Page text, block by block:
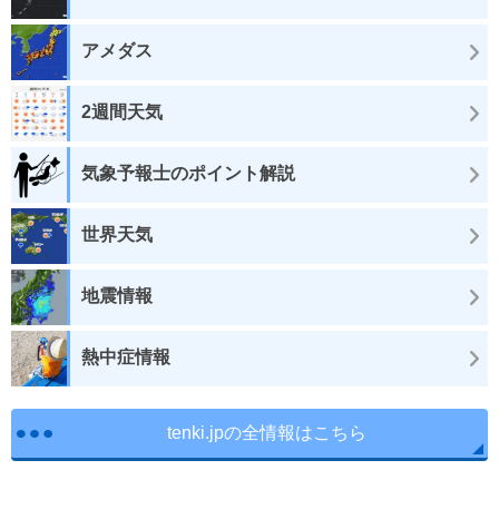
アメダス
2週間天気
気象予報士のポイント解説
世界天気
地震情報
熱中症情報
tenki.jpの全情報はこちら